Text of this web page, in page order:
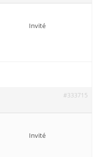
Invité
#333715
Invité